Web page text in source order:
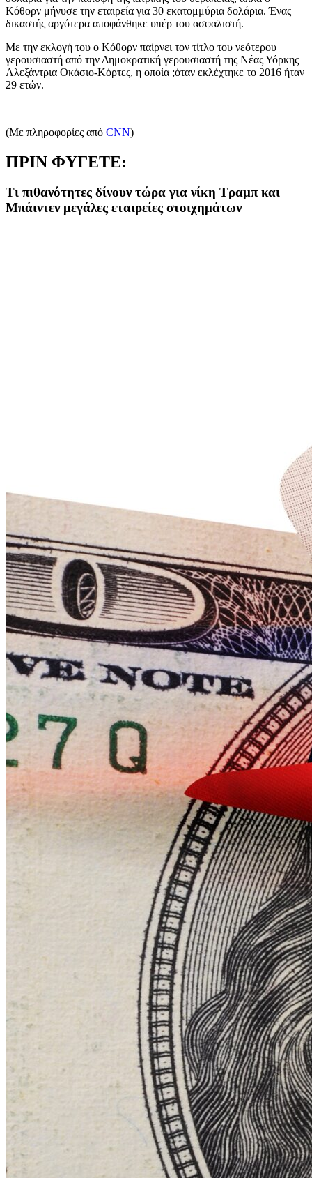
Κόθορν μήνυσε την εταιρεία για 30 εκατομμύρια δολάρια. Ένας
δικαστής αργότερα αποφάνθηκε υπέρ του ασφαλιστή.
Με την εκλογή του ο Κόθορν παίρνει τον τίτλο του νεότερου
γερουσιαστή από την Δημοκρατική γερουσιαστή της Νέας Υόρκης
Αλεξάντρια Οκάσιο-Κόρτες, η οποία ;όταν εκλέχτηκε το 2016 ήταν
29 ετών.
(Με πληροφορίες από CNN)
ΠΡΙΝ ΦΥΓΕΤΕ:
Τι πιθανότητες δίνουν τώρα για νίκη Τραμπ και
Μπάιντεν μεγάλες εταιρείες στοιχημάτων